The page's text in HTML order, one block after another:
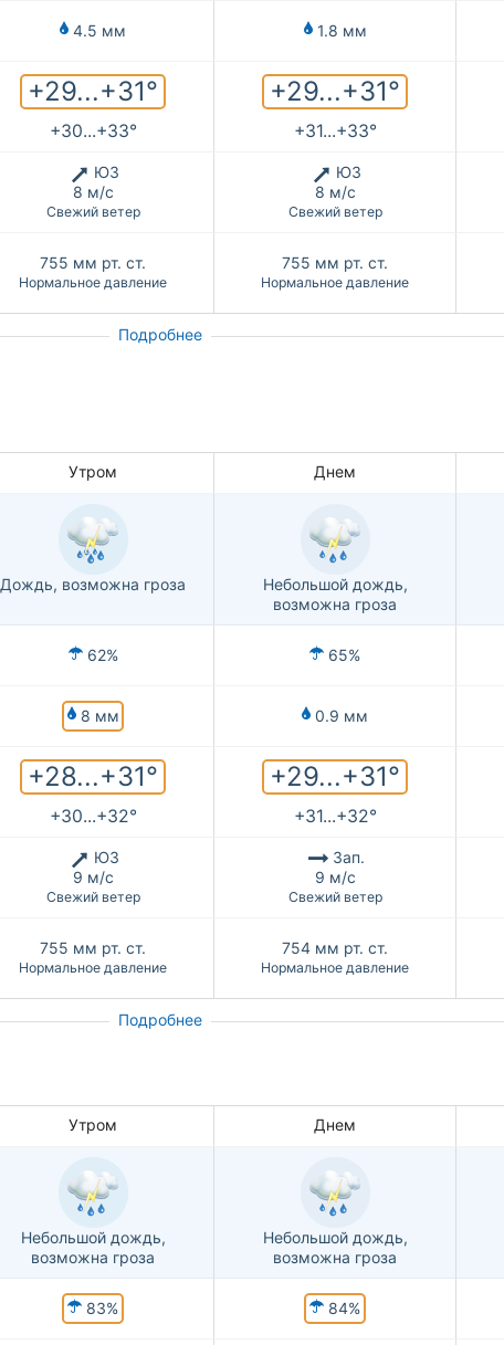
4.5 мм 1.8 мм
+29...+31° +29...+31°
+30...+33° +31...+33°
ЮЗ
8 м/с
Свежий ветер
ЮЗ
8 м/с
Свежий ветер
755 мм рт. ст.
Нормальное давление
755 мм рт. ст.
Нормальное давление
Подробнее
Утром Днем
Дождь, возможна гроза
Небольшой дождь,
возможна гроза
62% 65%
8 мм 0.9 мм
+28...+31° +29...+31°
+30...+32° +31...+32°
ЮЗ
9 м/с
Свежий ветер
Зап.
9 м/с
Свежий ветер
755 мм рт. ст.
Нормальное давление
754 мм рт. ст.
Нормальное давление
Подробнее
Утром Днем
Небольшой дождь,
возможна гроза
Небольшой дождь,
возможна гроза
83% 84%